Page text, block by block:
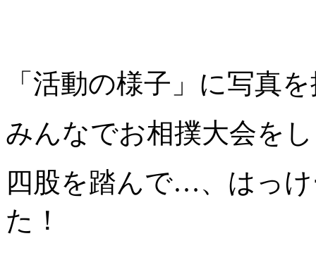
「活動の様子」に写真
みんなでお相撲大会を
四股を踏んで…、はっ
た！